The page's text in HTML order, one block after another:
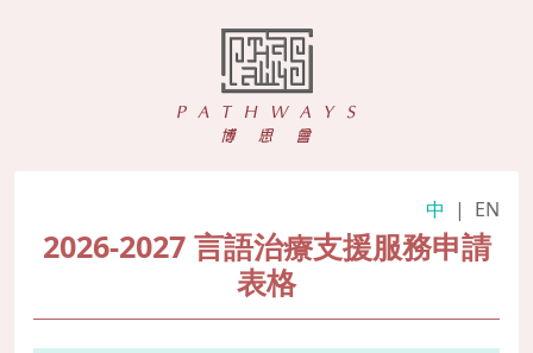
中 | EN
2026-2027 言語治療支援服務申請
表格